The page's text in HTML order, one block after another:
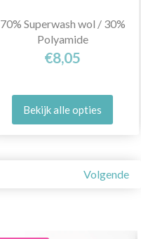
70% Superwash wol / 30%
Polyamide
€8,05
Bekijk alle opties
Volgende